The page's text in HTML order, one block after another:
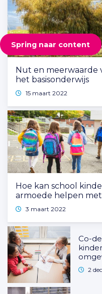
Spring naar content
Nut en meerwaarde
het basisonderwijs
15 maart 2022
Hoe kan school
armoede helpen
3 maart 2022
Co-
2